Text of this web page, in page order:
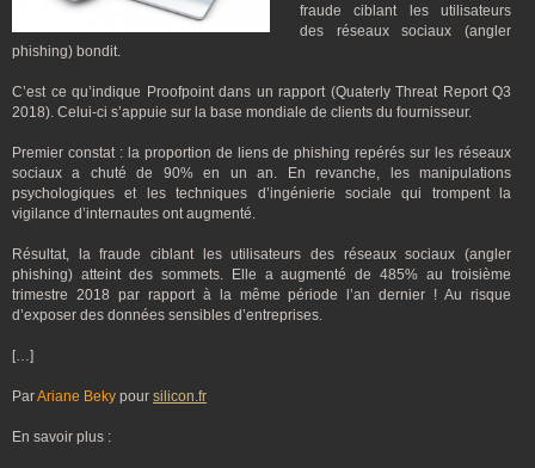
fraude ciblant les utilisateurs
des réseaux sociaux (angler
phishing) bondit.
C’est ce qu’indique Proofpoint dans un rapport (Quaterly Threat Report Q3
2018). Celui-ci s’appuie sur la base mondiale de clients du fournisseur.
Premier constat : la proportion de liens de phishing repérés sur les réseaux
sociaux a chuté de 90% en un an. En revanche, les manipulations
psychologiques et les techniques d’ingénierie sociale qui trompent la
vigilance d’internautes ont augmenté.
Résultat, la fraude ciblant les utilisateurs des réseaux sociaux (angler
phishing) atteint des sommets. Elle a augmenté de 485% au troisième
trimestre 2018 par rapport à la même période l’an dernier ! Au risque
d’exposer des données sensibles d’entreprises.
[…]
ParAriane Beky pour silicon.fr
En savoir plus :